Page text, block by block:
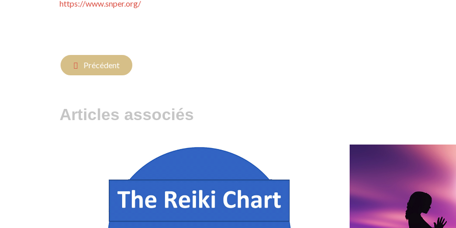
https://www.snper.org/
Article précédent : **La Magie des Mots : De la Confrontation à l’Éternité**
Précédent
Articles associés